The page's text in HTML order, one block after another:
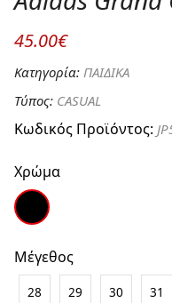
45.00€
Κατηγορία: ΠΑΙΔΙΚΑ
Τύπος: CASUAL
Κωδικός Προϊόντος:
Χρώμα
Μέγεθος
28 29 30 31